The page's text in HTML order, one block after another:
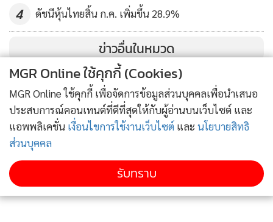
ขึ้นไปในช่วง 1,345-1,355 ดอลลาร์สหรัฐฯ และถือต่อถ้าราคา
ทะลุผ่าน 1,360 ดอลลาร์สหรัฐฯ ขึ้นไปได้
4 ดัชนีหุ้นไทยสิ้น ก.ค. เพิ่มขึ้น 28.9%
ข่าวอื่นในหมวด
MGR Online ใช้คุกกี้ (Cookies)
MGR Online ใช้คุกกี้ เพื่อจัดการข้อมูลส่วนบุคคลเพื่อนำเสนอ
ประสบการณ์คอนเทนต์ที่ดีที่สุดให้กับผู้อ่านบนเว็บไซต์ และ
แอพพลิเคชั่น เงื่อนไขการใช้งานเว็บไซต์ และ นโยบายสิทธิ
ส่วนบุคคล
รับทราบ